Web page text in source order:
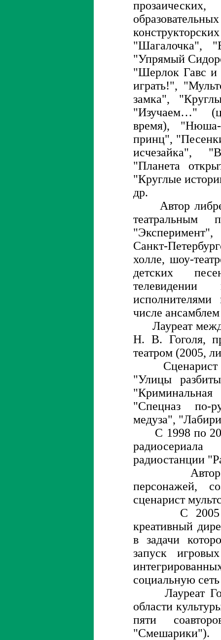
"Шагалочка",
"Упрямый
"Шерлок Гавс и
играть!",
замка",
"Изучаем…"
время),
принц",
исчезайка",
"Планета
"Круглые
др.
Автор
театральным
Санкт-
холле, шоу-
детских
числе
Лауреат
Н. В. Гоголя,
театром (2005,
Сценарист
"Улицы
"Спецназ по-
медуза",
С 1998 по
радиостанции
Автор
персонажей,
сценарист
С 2005 по
креативный
в задачи
запуск
социальную
Лауреат
области
пяти
"Смешарики").